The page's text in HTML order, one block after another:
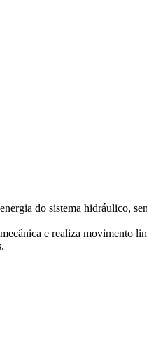
do sistema hidráulico,
e realiza movimento